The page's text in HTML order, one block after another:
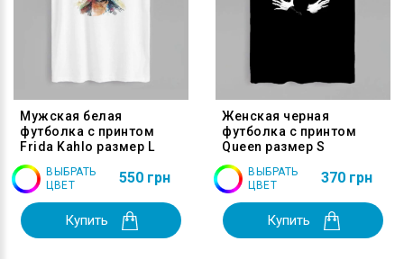
Мужская белая
футболка с принтом
Frida Kahlo размер L
ВЫБРАТЬ
ЦВЕТ
550 грн
Купить
Женская черная
футболка с принтом
Queen размер S
ВЫБРАТЬ
ЦВЕТ
370 грн
Купить